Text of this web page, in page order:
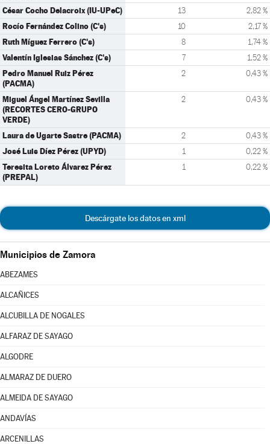
César Cocho Delacroix (IU-UPeC) 13 2,82 %
Rocío Fernández Colino (C's) 10 2,17 %
Ruth Míguez Ferrero (C's) 8 1,74 %
Valentín Iglesias Sánchez (C's) 7 1,52 %
Pedro Manuel Ruiz Pérez
(PACMA)
2 0,43 %
Miguel Ángel Martínez Sevilla
(RECORTES CERO-GRUPO
VERDE)
2 0,43 %
Laura de Ugarte Sastre (PACMA) 2 0,43 %
José Luis Díez Pérez (UPYD) 1 0,22 %
Teresita Loreto Álvarez Pérez
(PREPAL)
1 0,22 %
Descárgate los datos en xml
Municipios de Zamora
ABEZAMES
ALCAÑICES
ALCUBILLA DE NOGALES
ALFARAZ DE SAYAGO
ALGODRE
ALMARAZ DE DUERO
ALMEIDA DE SAYAGO
ANDAVÍAS
ARCENILLAS